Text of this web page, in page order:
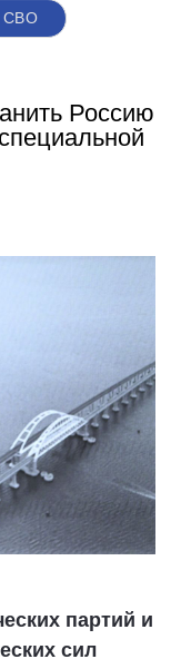
СВО
Россию
партий и
сил